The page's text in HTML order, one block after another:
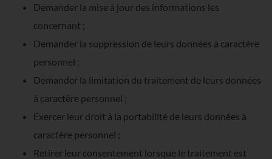
Demander la mise à jour des informations les
concernant ;
Demander la suppression de leurs données à caractère
personnel ;
Demander la limitation du traitement de leurs données
à caractère personnel ;
Exercer leur droit à la portabilité de leurs données à
caractère personnel ;
Retirer leur consentement lorsque le traitement est